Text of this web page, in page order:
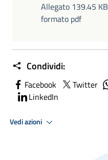
Allegato 139.45 KB
formato pdf
Condividi:
Facebook Twitter
LinkedIn
Vedi azioni